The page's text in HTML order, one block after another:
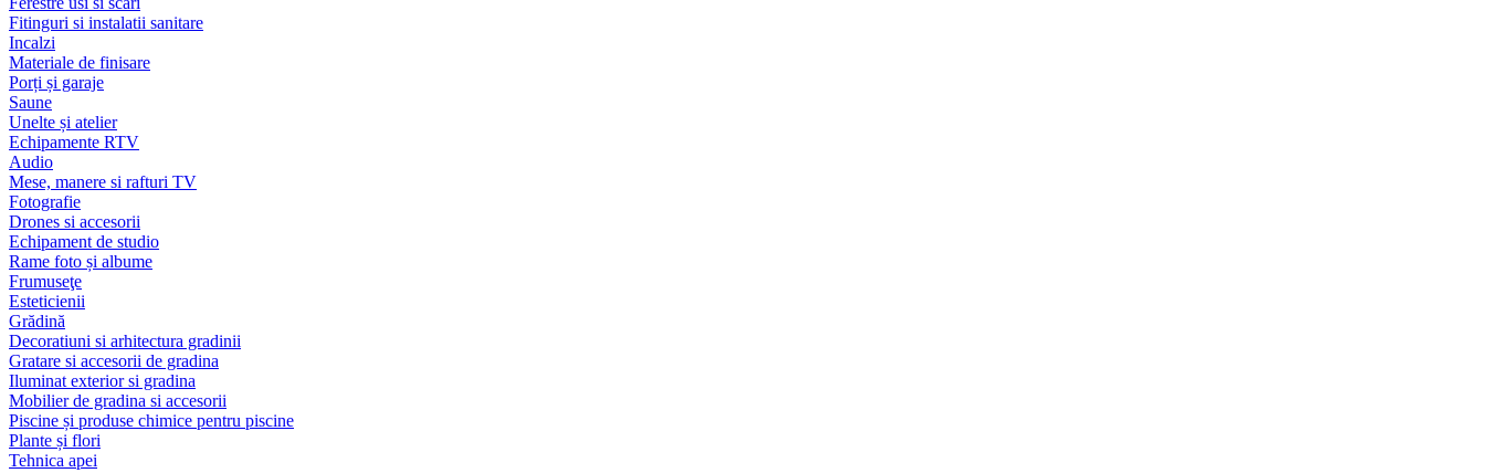
Fitinguri si instalatii sanitare
Incalzi
Materiale de finisare
Porți și garaje
Saune
Unelte și atelier
Echipamente RTV
Audio
Mese, manere si rafturi TV
Fotografie
Drones si accesorii
Echipament de studio
Rame foto și albume
Frumuseţe
Esteticienii
Grădină
Decoratiuni si arhitectura gradinii
Gratare si accesorii de gradina
Iluminat exterior si gradina
Mobilier de gradina si accesorii
Piscine și produse chimice pentru piscine
Plante și flori
Tehnica apei